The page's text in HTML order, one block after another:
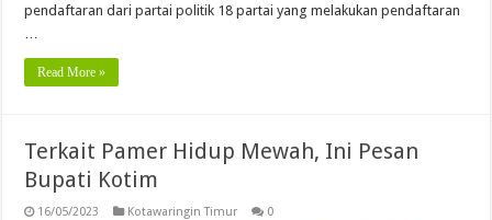
pendaftaran dari partai politik 18 partai yang melakukan pendaftaran
Read More »
Terkait Pamer Hidup Mewah, Ini Pesan
Bupati Kotim
16/05/2023 Kotawaringin Timur 0